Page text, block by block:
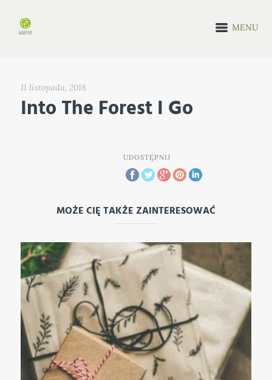
MENU
11 listopada, 2018
Into The Forest I Go
UDOSTĘPNIJ
MOŻE CIĘ TAKŻE ZAINTERESOWAĆ